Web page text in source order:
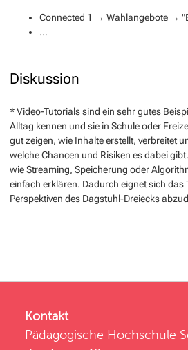
Connected 1 → Wahlangebote →
...
Diskussion
* Video-Tutorials sind ein sehr gutes
Alltag kennen und sie in Schule oder
gut zeigen, wie Inhalte erstellt, verbreitet
welche Chancen und Risiken es dabei
wie Streaming, Speicherung oder
einfach erklären. Dadurch eignet sich das
Perspektiven des Dagstuhl-Dreiecks
Kontakt
Pädagogische Hochschule